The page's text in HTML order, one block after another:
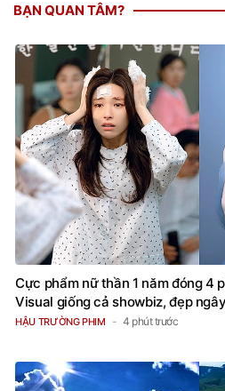
BẠN QUAN TÂM?
Cực phẩm nữ thần 1 năm đóng 4
Visual giống cả showbiz, đẹp
HẬU TRƯỜNG PHIM 4 phút trước